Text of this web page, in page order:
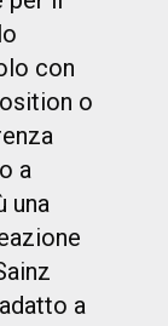
con
o
a
una
a